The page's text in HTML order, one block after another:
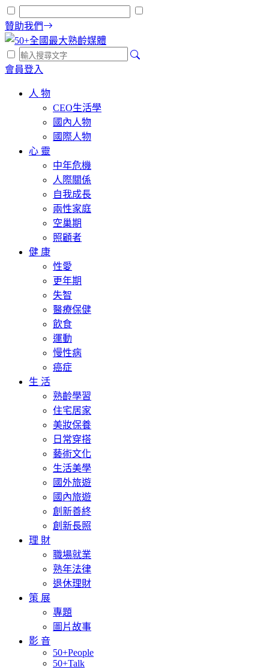
贊助我們
會員登入
人 物
CEO生活學
國內人物
國際人物
心 靈
中年危機
人際關係
自我成長
兩性家庭
空巢期
照顧者
健 康
性愛
更年期
失智
醫療保健
飲食
運動
慢性病
癌症
生 活
熟齡學習
住宅居家
美妝保養
日常穿搭
藝術文化
生活美學
國外旅遊
國內旅遊
創新善終
創新長照
理 財
職場就業
熟年法律
退休理財
策 展
專題
圖片故事
影 音
50+People
50+Talk